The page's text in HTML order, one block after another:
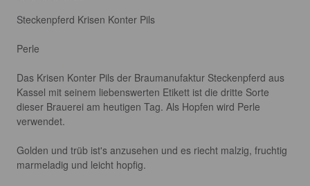
Steckenpferd Krisen Konter Pils
Perle
Das Krisen Konter Pils der Braumanufaktur Steckenpferd aus
Kassel mit seinem liebenswerten Etikett ist die dritte Sorte
dieser Brauerei am heutigen Tag. Als Hopfen wird Perle
verwendet.
Golden und trüb ist's anzusehen und es riecht malzig, fruchtig
marmeladig und leicht hopfig.